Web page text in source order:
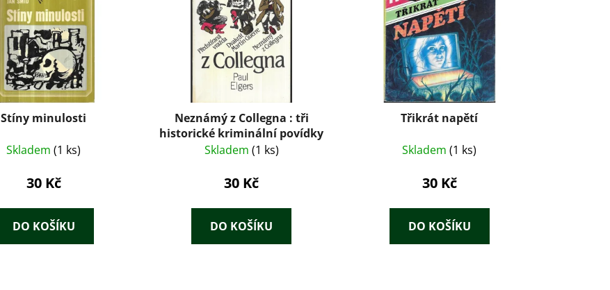
Stíny minulosti
Skladem(1 ks)
30 Kč
DO KOŠÍKU
Neznámý z Collegna : tři
historické kriminální povídky
Skladem (1 ks)
30 Kč
DO KOŠÍKU
Třikrát napětí
Skladem(1 ks)
30 Kč
DO KOŠÍKU